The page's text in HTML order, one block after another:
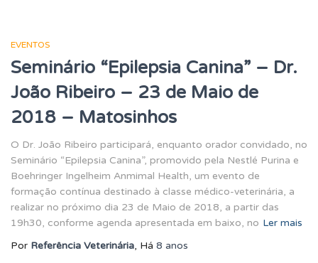
EVENTOS
Seminário “Epilepsia Canina” – Dr.
João Ribeiro – 23 de Maio de
2018 – Matosinhos
O Dr. João Ribeiro participará, enquanto orador convidado, no
Seminário “Epilepsia Canina”, promovido pela Nestlé Purina e
Boehringer Ingelheim Anmimal Health, um evento de
formação contínua destinado à classe médico-veterinária, a
realizar no próximo dia 23 de Maio de 2018, a partir das
19h30, conforme agenda apresentada em baixo, no Ler mais
Por Referência Veterinária, Há 8 anos